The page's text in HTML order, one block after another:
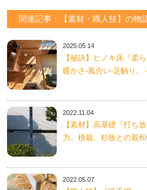
関連記事：【素材・職人技】の物
2025.05.14
【秘訣】ヒノキ床『柔
暖かさ-風合い-足触り。
2022.11.04
【素材】高基礎『打ち
力。植栽、杉板との親
2022.05.07